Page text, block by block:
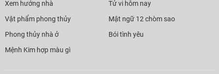
Xem hướng nhà
Vật phẩm phong thủy
Phong thủy nhà ở
Mệnh Kim hợp màu gì
Tử vi hôm nay
Mật ngữ 12 chòm sao
Bói tình yêu